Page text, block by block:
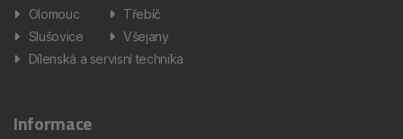
Olomouc
Slušovice
Třebíč
Všejany
Dílenská a servisní technika
Informace